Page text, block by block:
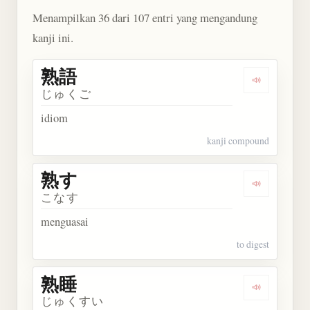
Menampilkan 36 dari 107 entri yang mengandung
kanji ini.
Dengarkan
熟語
じゅくご
idiom
kanji compound
Dengarkan
熟す
こなす
menguasai
to digest
Dengarkan
熟睡
じゅくすい